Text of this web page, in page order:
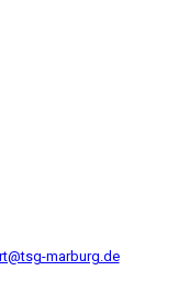
marburg.de